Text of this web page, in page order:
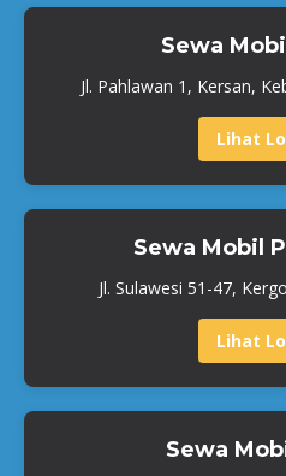
Sewa
Jl. Pahlawan 1, Kersan,
Lihat
Sewa Mobil
Jl. Sulawesi 51-47,
Lihat
Sewa